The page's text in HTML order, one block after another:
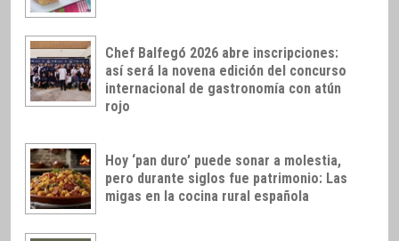
Chef Balfegó 2026 abre inscripciones:
así será la novena edición del concurso
internacional de gastronomía con atún
rojo
Hoy ‘pan duro’ puede sonar a molestia,
pero durante siglos fue patrimonio: Las
migas en la cocina rural española